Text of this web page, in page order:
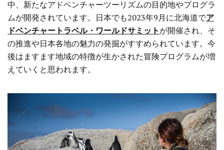
中、新たなアドベンチャーツーリズムの目的地やプログラ
ムが開発されています。日本でも2023年9月に北海道でア
ドベンチャートラベル・ワールドサミットが開催され、そ
の推進や日本各地の魅力の発掘がすすめられています。今
後はますます地域の特徴が生かされた冒険プログラムが増
えていくと思われます。